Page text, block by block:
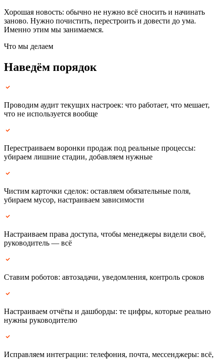
Хорошая новость: обычно не нужно всё сносить и начинать
заново. Нужно почистить, перестроить и довести до ума.
Именно этим мы занимаемся.
Что мы делаем
Наведём порядок
Проводим аудит текущих настроек: что работает, что мешает,
что не используется вообще
Перестраиваем воронки продаж под реальные процессы:
убираем лишние стадии, добавляем нужные
Чистим карточки сделок: оставляем обязательные поля,
убираем мусор, настраиваем зависимости
Настраиваем права доступа, чтобы менеджеры видели своё,
руководитель — всё
Ставим роботов: автозадачи, уведомления, контроль сроков
Настраиваем отчёты и дашборды: те цифры, которые реально
нужны руководителю
Исправляем интеграции: телефония, почта, мессенджеры: всё,